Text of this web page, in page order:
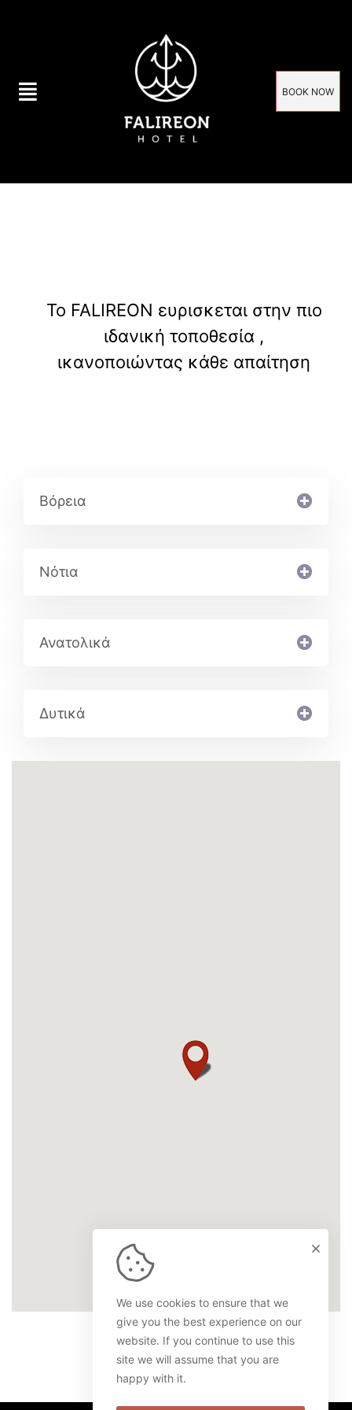
BOOK NOW
Το FALIREON ευρισκεται στην πιο
ιδανική τοποθεσία ,
ικανοποιώντας κάθε απαίτηση
Βόρεια
Νότια
Ανατολικά
Δυτικά
We use cookies to ensure that we
give you the best experience on our
website. If you continue to use this
site we will assume that you are
happy with it.